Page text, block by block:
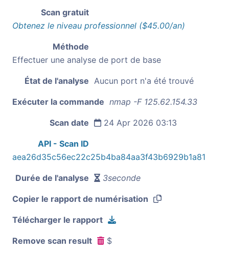
Scan gratuit
Obtenez le niveau professionnel ($45.00/an)
Méthode
Effectuer une analyse de port de base
État de l'analyse Aucun port n'a été trouvé
Exécuter la commande nmap -F 125.62.154.33
Scan date 24 Apr 2026 03:13
API - Scan ID
aea26d35c56ec22c25b4ba84aa3f43b6929b1a81
Durée de l'analyse 3seconde
Copier le rapport de numérisation
Télécharger le rapport
Remove scan result $